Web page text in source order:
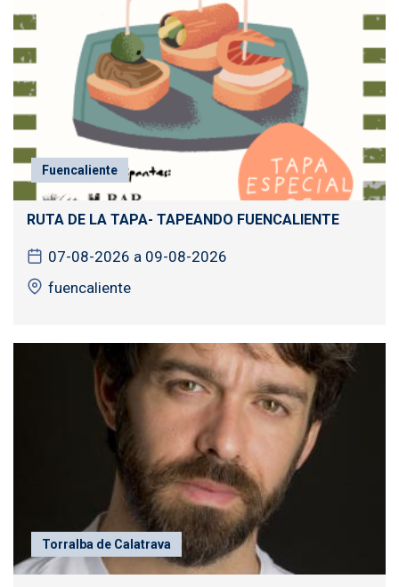
Fuencaliente
RUTA DE LA TAPA- TAPEANDO FUENCALIENTE
07-08-2026 a 09-08-2026
fuencaliente
Torralba de Calatrava